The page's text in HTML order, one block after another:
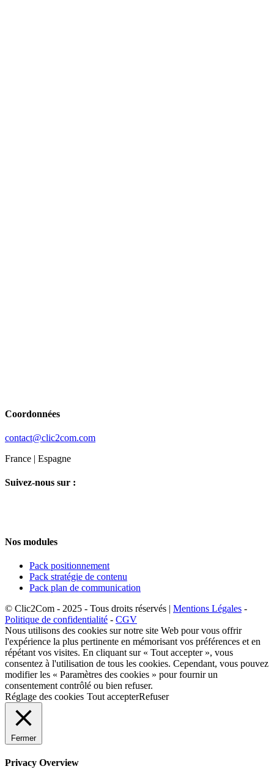
Coordonnées
contact@clic2com.com
France | Espagne
Suivez-nous sur :
Nos modules
Pack positionnement
Pack stratégie de contenu
Pack plan de communication
© Clic2Com - 2025 - Tous droits réservés | Mentions Légales -
Politique de confidentialité - CGV
Nous utilisons des cookies sur notre site Web pour vous offrir
l'expérience la plus pertinente en mémorisant vos préférences et en
répétant vos visites. En cliquant sur « Tout accepter », vous
consentez à l'utilisation de tous les cookies. Cependant, vous pouvez
modifier les « Paramètres des cookies » pour fournir un
consentement contrôlé ou bien refuser.
Réglage des cookies Tout accepterRefuser
Fermer
Privacy Overview